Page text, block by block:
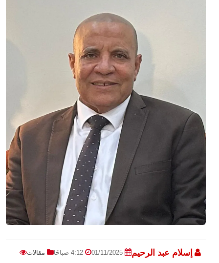
إسلام عبد الرحيم 01/11/2025 4:12 صباحًا مقالات